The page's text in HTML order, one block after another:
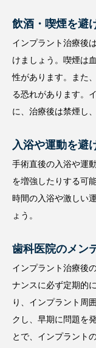
飲酒・喫煙を避
インプラント治療後
けましょう。喫煙は
性があります。また
る恐れがあります。
に、治療後は禁煙し
入浴や運動を避
手術直後の入浴や運
を増強したりする可
時間の入浴や激しい
ょう。
歯科医院のメン
インプラント治療後
ナンスに必ず定期的
り、インプラント周
クし、早期に問題を
とで、インプラント